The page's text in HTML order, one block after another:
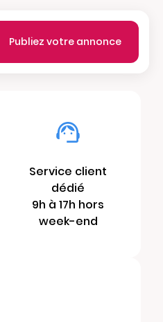
Publiez votre annonce
Service client
dédié
9h à 17h hors
week-end